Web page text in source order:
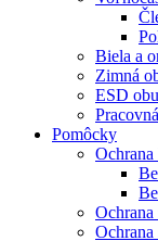
Biela a
Zimná
ESD
Pomôcky
Ochrana
Ochrana